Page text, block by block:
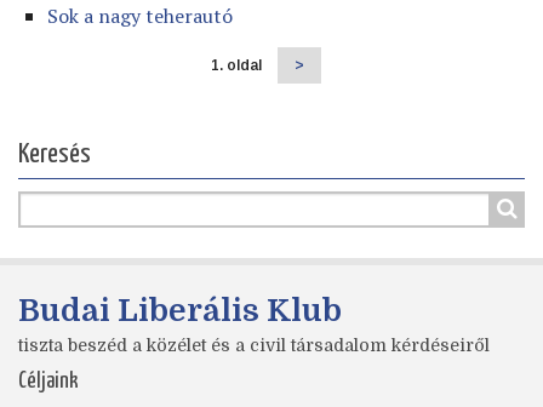
Sok a nagy teherautó
1. oldal
Következő
oldal
>
Keresés
Budai Liberális Klub
tiszta beszéd a közélet és a civil társadalom kérdéseiről
Céljaink